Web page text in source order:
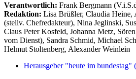
Verantwortlich: Frank Bergmann
Redaktion: Lisa Brüßler, Claudia Heine,
(stellv. Chefredakteur), Nina Jeglinski,
Claus Peter Kosfeld, Johanna Metz,
vom Dienst), Sandra Schmid, Michael
Helmut Stoltenberg, Alexander Weinlein
Herausgeber "heute im bundestag"